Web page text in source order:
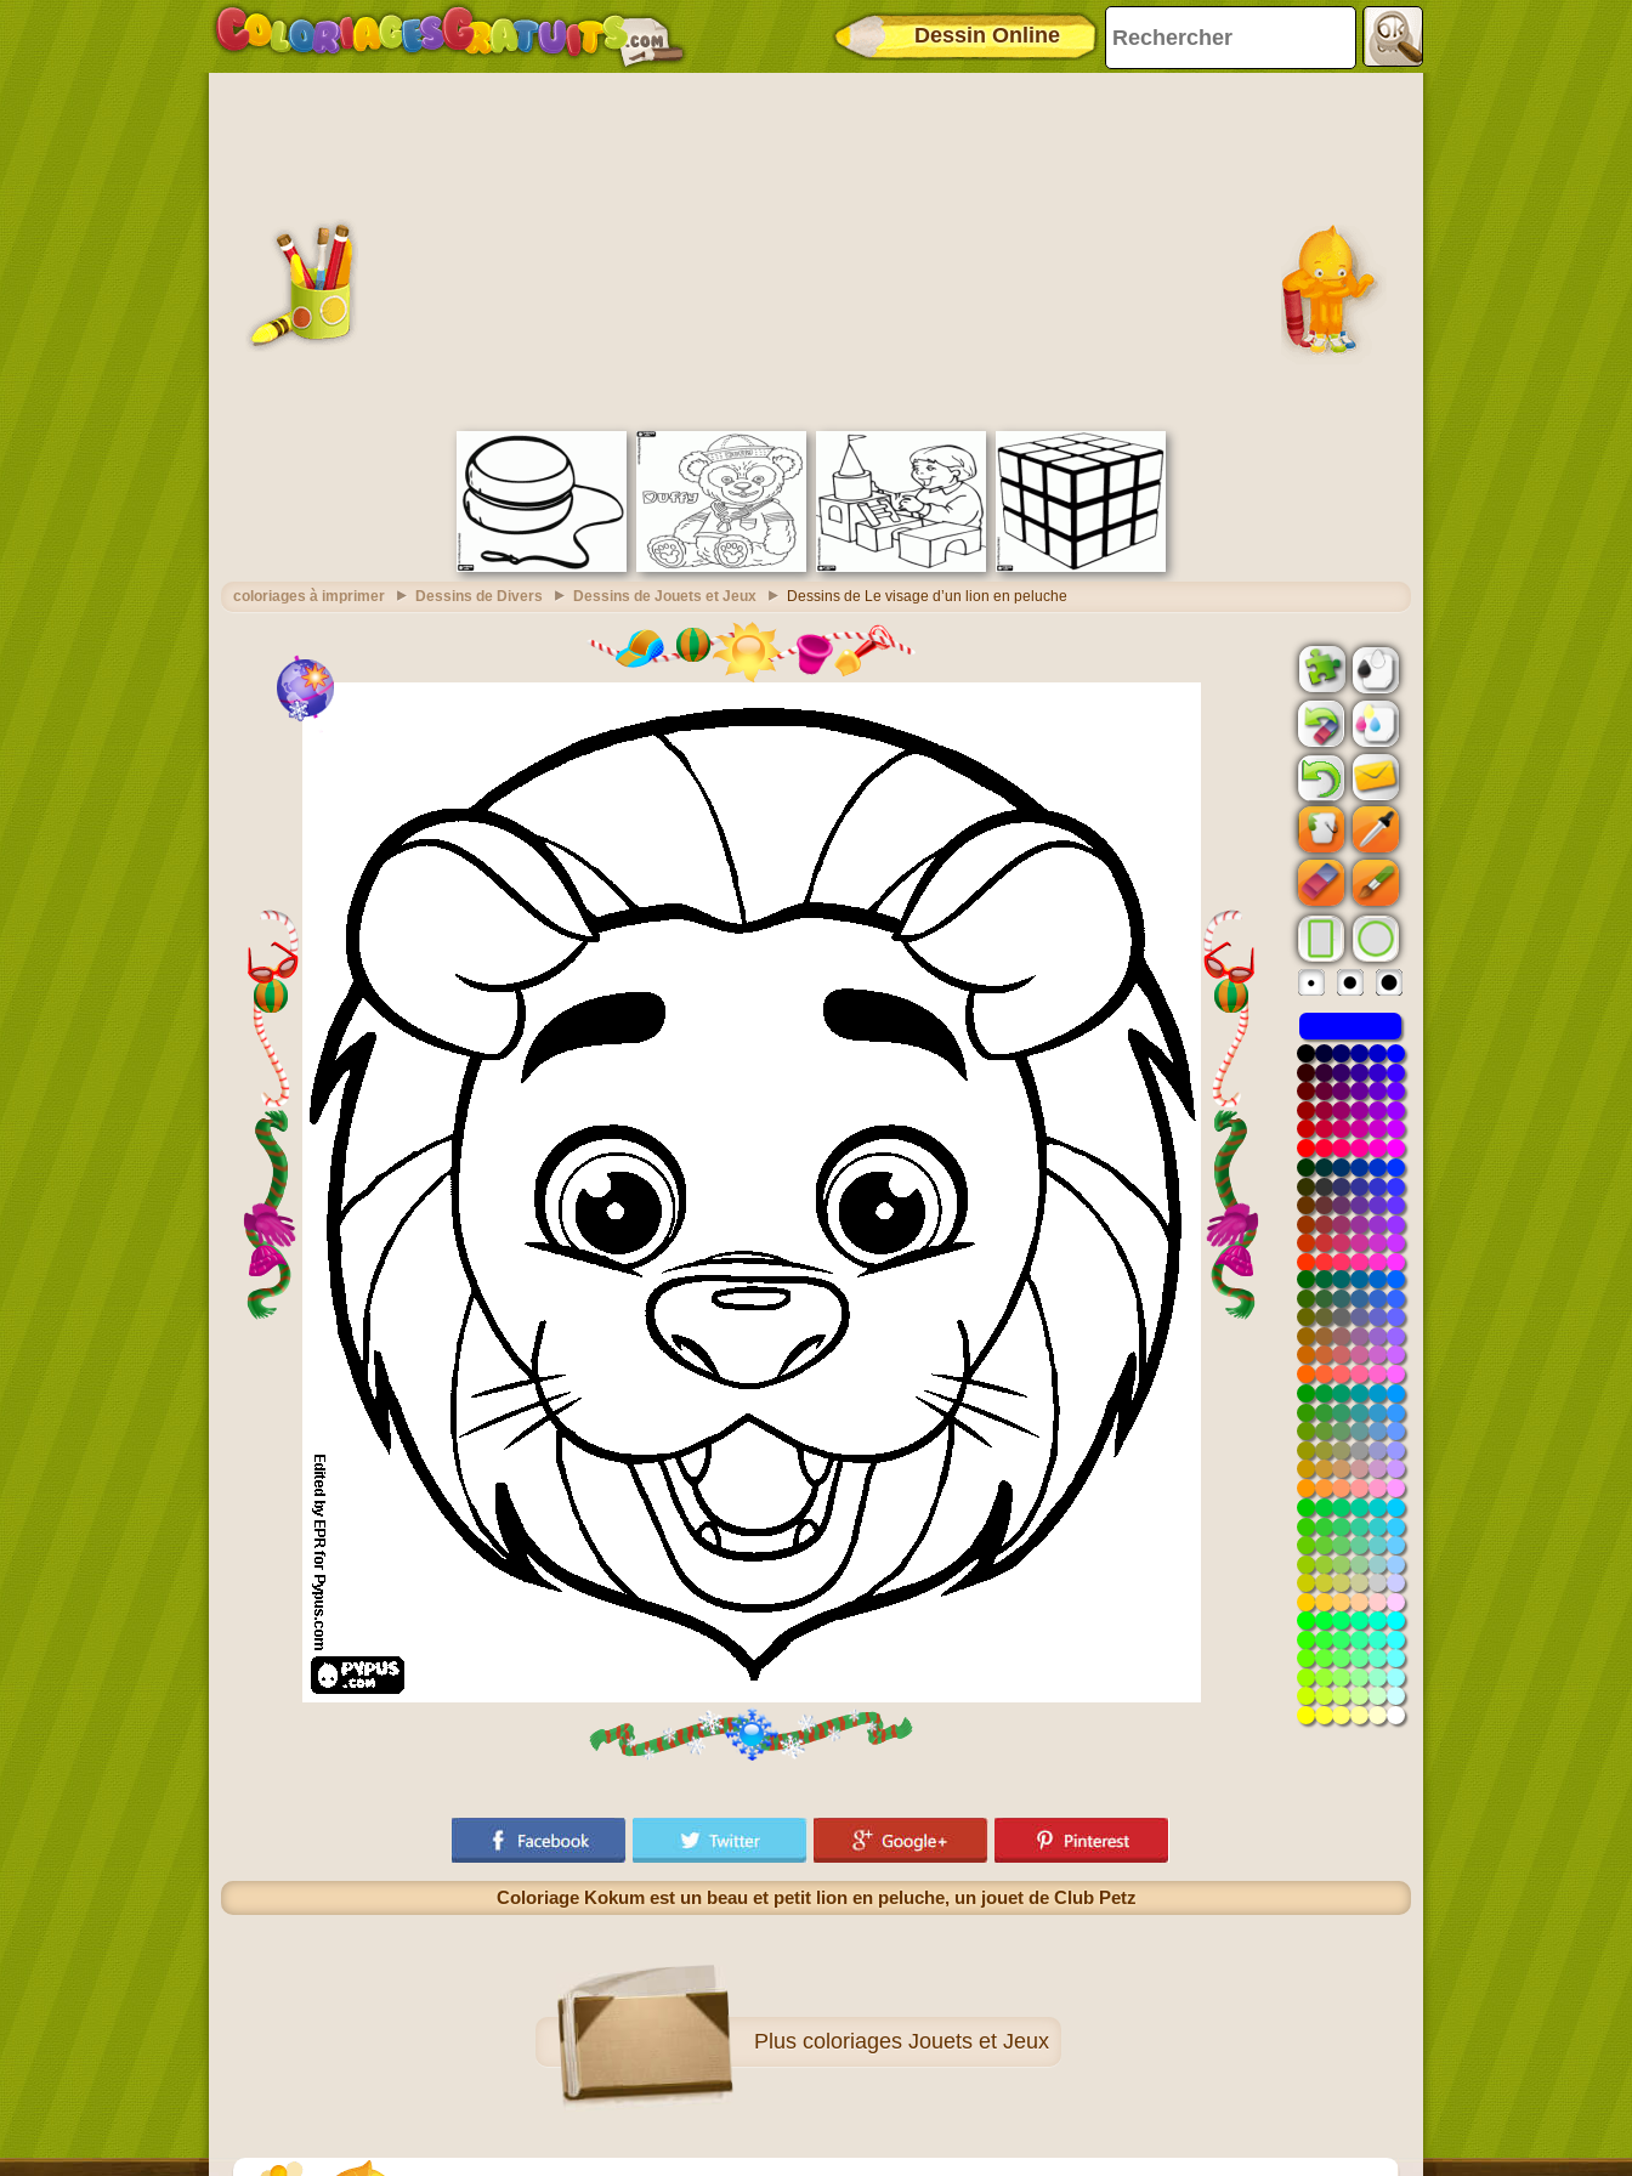
Dessin Online
coloriages à imprimer Dessins de Divers Dessins de Jouets et Jeux Dessins de Le visage d’un lion en peluche
Coloriage Kokum est un beau et petit lion en peluche, un jouet de Club Petz
Plus coloriages Jouets et Jeux